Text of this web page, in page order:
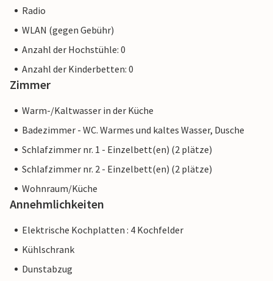
Radio
WLAN (gegen Gebühr)
Anzahl der Hochstühle: 0
Anzahl der Kinderbetten: 0
Zimmer
Warm-/Kaltwasser in der Küche
Badezimmer - WC. Warmes und kaltes Wasser, Dusche
Schlafzimmer nr. 1 - Einzelbett(en) (2 plätze)
Schlafzimmer nr. 2 - Einzelbett(en) (2 plätze)
Wohnraum/Küche
Annehmlichkeiten
Elektrische Kochplatten : 4 Kochfelder
Kühlschrank
Dunstabzug